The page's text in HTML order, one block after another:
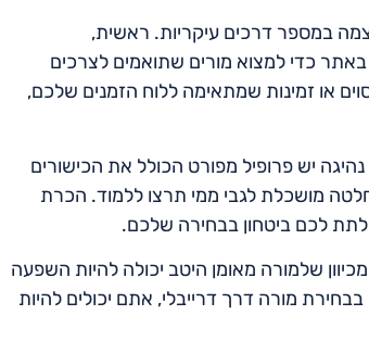
במספר דרכים עיקריות. ראשית,
כדי למצוא מורים שתואמים לצרכים
או זמינות שמתאימה ללוח הזמנים שלכם,
יש פרופיל מפורט הכולל את הכישורים
מושכלת לגבי ממי תרצו ללמוד. הכרת
לכם ביטחון בבחירה שלכם.
שלמורה מאומן היטב יכולה להיות השפעה
מורה דרך דרייבלי, אתם יכולים להיות